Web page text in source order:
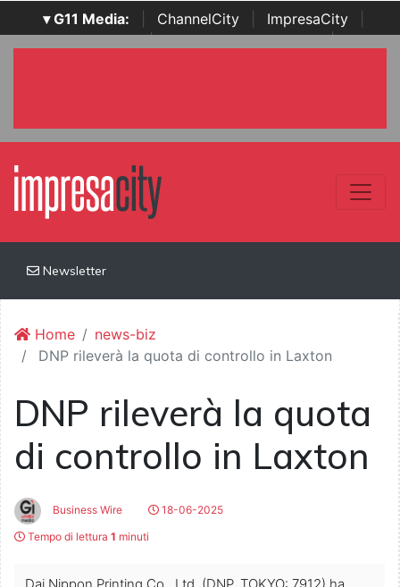
▾ G11 Media: ChannelCity ImpresaCity
SecurityOpenLab | Italian Channel Awards | Italian
Newsletter
Home
news-biz
DNP rileverà la quota di controllo in Laxton
DNP rileverà la quota
di controllo in Laxton
Business Wire
18-06-2025
Tempo di lettura 1 minuti